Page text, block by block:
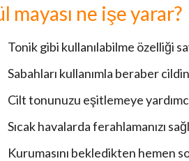
mayası ne işe yarar?
Tonik gibi kullanılabilme özelliği
Sabahları kullanımla beraber
Cilt tonunuzu eşitlemeye
Sıcak havalarda ferahlamanızı
Kurumasını bekledikten hemen